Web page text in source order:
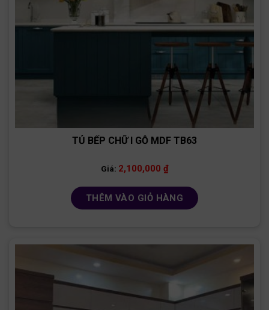
TỦ BẾP CHỮ I GỖ MDF TB63
Giá: 2,100,000 ₫
THÊM VÀO GIỎ HÀNG